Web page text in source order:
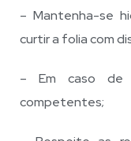
– Mantenha-se
curtir a folia com
– Em caso de
competentes;